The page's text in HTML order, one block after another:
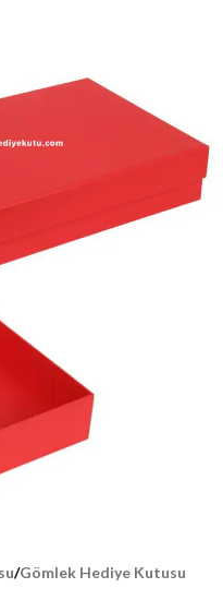
/Gömlek Hediye Kutusu